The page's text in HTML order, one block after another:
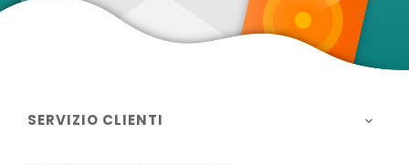
SERVIZIO CLIENTI 